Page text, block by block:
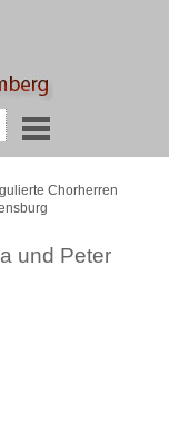
Chorherren
und Peter